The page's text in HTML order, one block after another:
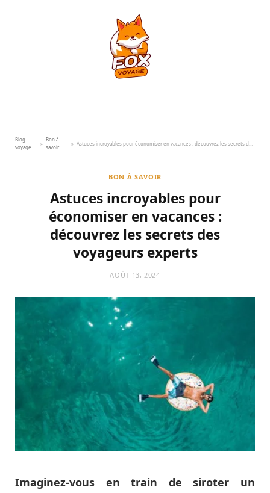
Blog
voyage
»
Bon à
savoir
» Astuces incroyables pour économiser en vacances : découvrez les secrets des voyageurs experts
BON À SAVOIR
Astuces incroyables pour
économiser en vacances :
découvrez les secrets des
voyageurs experts
AOÛT 13, 2024
Imaginez-vous en train de siroter un